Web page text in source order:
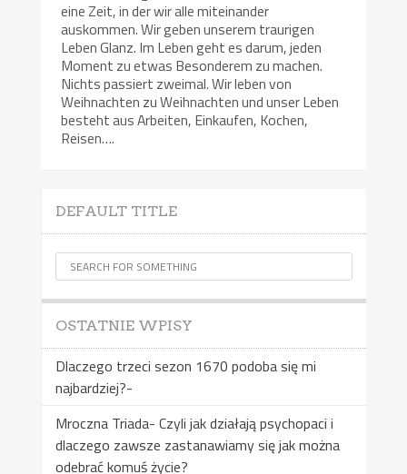
eine Zeit, in der wir alle miteinander
auskommen. Wir geben unserem traurigen
Leben Glanz. Im Leben geht es darum, jeden
Moment zu etwas Besonderem zu machen.
Nichts passiert zweimal. Wir leben von
Weihnachten zu Weihnachten und unser Leben
besteht aus Arbeiten, Einkaufen, Kochen,
Reisen….
DEFAULT TITLE
OSTATNIE WPISY
Dlaczego trzeci sezon 1670 podoba się mi
najbardziej?-
Mroczna Triada- Czyli jak działają psychopaci i
dlaczego zawsze zastanawiamy się jak można
odebrać komuś życie?